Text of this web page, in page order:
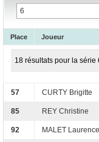
Place Joueur
18 résultats pour la série
57 CURTY Brigitte
85 REY Christine
92 MALET Laurence